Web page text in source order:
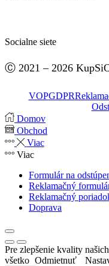
Socialne siete
Facebook
Ⓒ 2021 – 2026
VOPGDPR
Domov
Obchod
Viac
Viac
Formulár na
Reklamačný
Reklamačný
Doprava
Pre zlepšenie kvality
všetko Odmietnuť